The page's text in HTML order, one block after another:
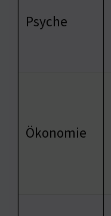
Psyche
Ökonomie